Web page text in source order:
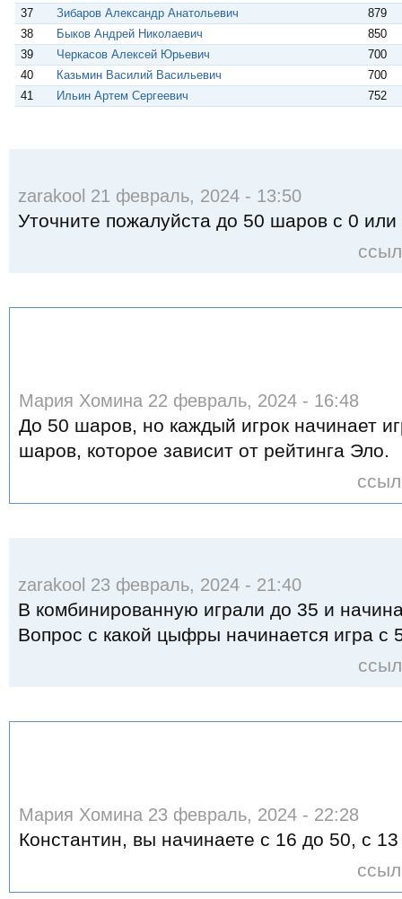
37
Зибаров Александр Анатольевич
879
38
Быков Андрей Николаевич
850
39
Черкасов Алексей Юрьевич
700
40
Казьмин Василий Васильевич
700
41
Ильин Артем Сергеевич 752
zarakool 21 февраль, 2024 - 13:50
Уточните пожалуйста до 50 шаров с 0 или
Мария Хомина 22 февраль, 2024 - 16:48
До 50 шаров, но каждый игрок начинает
шаров, которое зависит от рейтинга Эло.
zarakool 23 февраль, 2024 - 21:40
В комбинированную играли до 35 и
Вопрос с какой цыфры начинается игра с
Мария Хомина 23 февраль, 2024 - 22:28
Константин, вы начинаете с 16 до 50, с